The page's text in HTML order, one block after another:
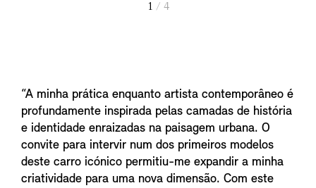
1 / 4
“A minha prática enquanto artista contemporâneo é
profundamente inspirada pelas camadas de história
e identidade enraizadas na paisagem urbana. O
convite para intervir num dos primeiros modelos
deste carro icónico permitiu-me expandir a minha
criatividade para uma nova dimensão. Com este